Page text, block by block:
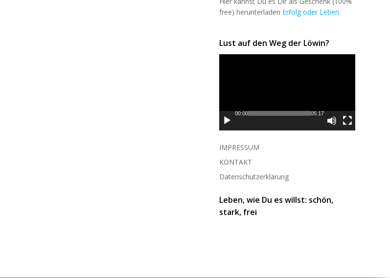
free) herunterladen Erfolg oder Leben
Lust auf den Weg der Löwin?
00:00 05:17
IMPRESSUM
KONTAKT
Datenschutzerklärung
Leben, wie Du es willst: schön,
stark, frei